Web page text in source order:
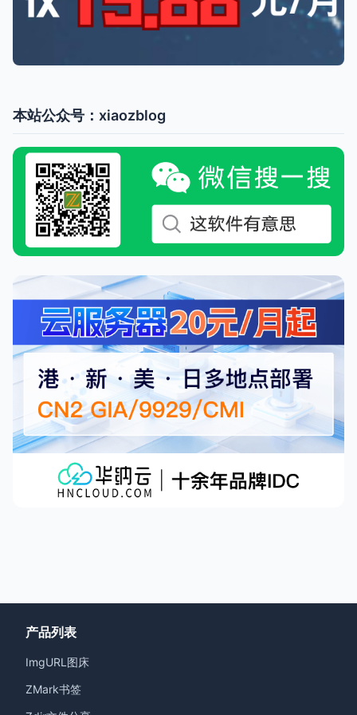
本站公众号：xiaozblog
产品列表
ImgURL图床
ZMark书签